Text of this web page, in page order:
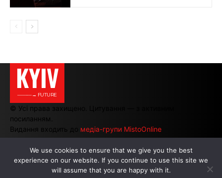
KYIV
———→ FUTURE
© Усі права захищено. Цитування — з активним
посиланням.
Видання входить до медіа-групи MistoOnline
АВТОРИ | РЕКЛАМА НА САЙТІ
We use cookies to ensure that we give you the best
experience on our website. If you continue to use this site we
will assume that you are happy with it.